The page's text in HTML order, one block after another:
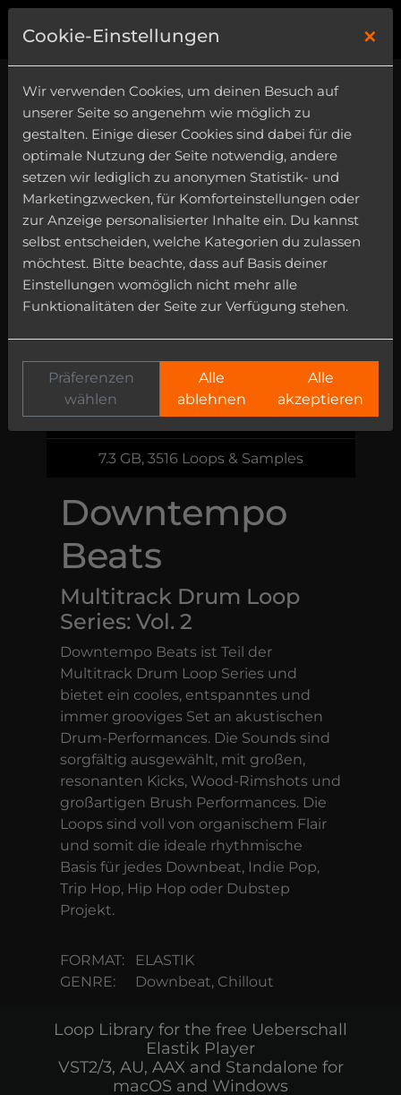
Downtempo
Beats
Multitrack Drum Loop
Series: Vol. 2
Downtempo Beats ist Teil der
Multitrack Drum Loop Series und
bietet ein cooles, entspanntes und
immer grooviges Set an akustischen
Drum-Performances. Die Sounds sind
sorgfältig ausgewählt, mit großen,
resonanten Kicks, Wood-Rimshots und
großartigen Brush Performances. Die
Loops sind voll von organischem Flair
und somit die ideale rhythmische
Basis für jedes Downbeat, Indie Pop,
Trip Hop, Hip Hop oder Dubstep
Projekt.
FORMAT:
ELASTIK
GENRE:
Downbeat, Chillout
7.3 GB, 3516 Loops & Samples
59,00 €
Loop Library for the free Ueberschall
Elastik Player
VST2/3, AU, AAX and Standalone for
macOS and Windows
Cookie-Einstellungen ×
Wir verwenden Cookies, um deinen Besuch auf
unserer Seite so angenehm wie möglich zu
gestalten. Einige dieser Cookies sind dabei für die
optimale Nutzung der Seite notwendig, andere
setzen wir lediglich zu anonymen Statistik- und
Marketingzwecken, für Komforteinstellungen oder
zur Anzeige personalisierter Inhalte ein. Du kannst
selbst entscheiden, welche Kategorien du zulassen
möchtest. Bitte beachte, dass auf Basis deiner
Einstellungen womöglich nicht mehr alle
Funktionalitäten der Seite zur Verfügung stehen.
Präferenzen
wählen
Alle
ablehnen
Alle
akzeptieren